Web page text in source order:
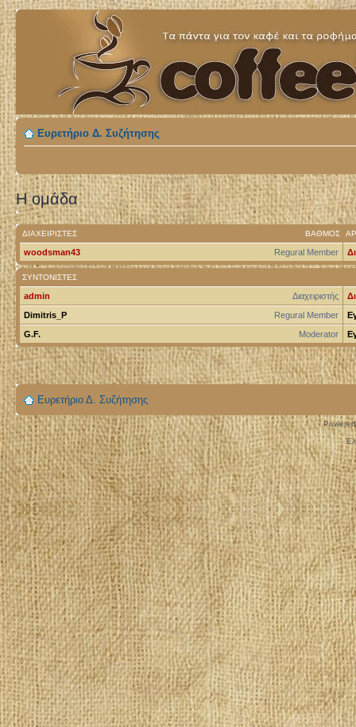
Ευρετήριο Δ. Συζήτησης
Η ομάδα
ΒΑΘΜΌΣ
ΔΙΑΧΕΙΡΙΣΤΈΣ
Regural Member
woodsman43
ΣΥΝΤΟΝΙΣΤΈΣ
Διαχειριστής
admin
Regural Member
Dimitris_P
Moderator
G.F.
Ευρετήριο Δ. Συζήτησης